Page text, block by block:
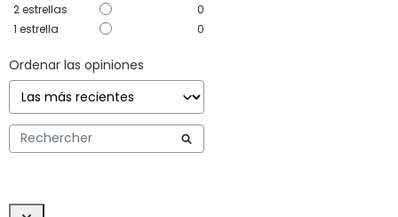
2estrellas
0
1 estrella 0
Ordenar las opiniones